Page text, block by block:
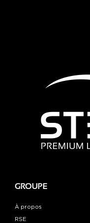
GROUPE
À propos
RSE